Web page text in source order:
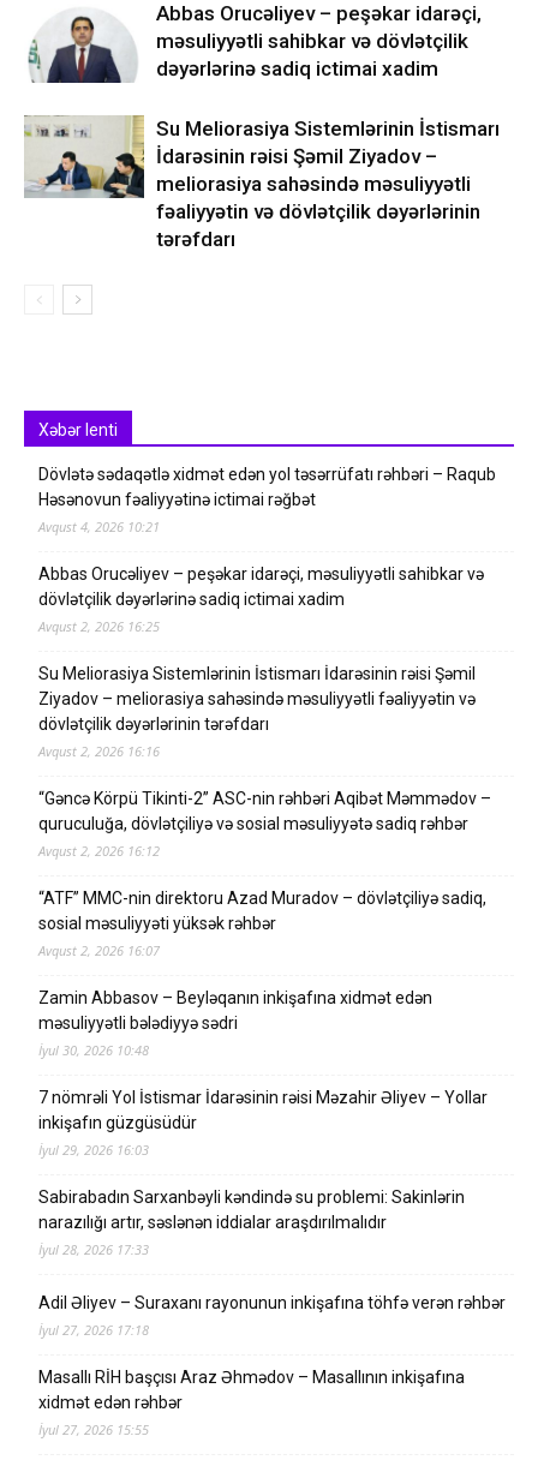
Abbas Orucəliyev – peşəkar idarəçi,
məsuliyyətli sahibkar və dövlətçilik
dəyərlərinə sadiq ictimai xadim
Su Meliorasiya Sistemlərinin İstismarı
İdarəsinin rəisi Şəmil Ziyadov –
meliorasiya sahəsində məsuliyyətli
fəaliyyətin və dövlətçilik dəyərlərinin
tərəfdarı
Xəbər lenti
Dövlətə sədaqətlə xidmət edən yol təsərrüfatı rəhbəri – Raqub
Həsənovun fəaliyyətinə ictimai rəğbət
Avqust 4, 2026 10:21
Abbas Orucəliyev – peşəkar idarəçi, məsuliyyətli sahibkar və
dövlətçilik dəyərlərinə sadiq ictimai xadim
Avqust 2, 2026 16:25
Su Meliorasiya Sistemlərinin İstismarı İdarəsinin rəisi Şəmil
Ziyadov – meliorasiya sahəsində məsuliyyətli fəaliyyətin və
dövlətçilik dəyərlərinin tərəfdarı
Avqust 2, 2026 16:16
“Gəncə Körpü Tikinti-2” ASC-nin rəhbəri Aqibət Məmmədov –
quruculuğa, dövlətçiliyə və sosial məsuliyyətə sadiq rəhbər
Avqust 2, 2026 16:12
“ATF” MMC-nin direktoru Azad Muradov – dövlətçiliyə sadiq,
sosial məsuliyyəti yüksək rəhbər
Avqust 2, 2026 16:07
Zamin Abbasov – Beyləqanın inkişafına xidmət edən
məsuliyyətli bələdiyyə sədri
İyul 30, 2026 10:48
7 nömrəli Yol İstismar İdarəsinin rəisi Məzahir Əliyev – Yollar
inkişafın güzgüsüdür
İyul 29, 2026 16:03
Sabirabadın Sarxanbəyli kəndində su problemi: Sakinlərin
narazılığı artır, səslənən iddialar araşdırılmalıdır
İyul 28, 2026 17:33
Adil Əliyev – Suraxanı rayonunun inkişafına töhfə verən rəhbər
İyul 27, 2026 17:18
Masallı RİH başçısı Araz Əhmədov – Masallının inkişafına
xidmət edən rəhbər
İyul 27, 2026 15:55